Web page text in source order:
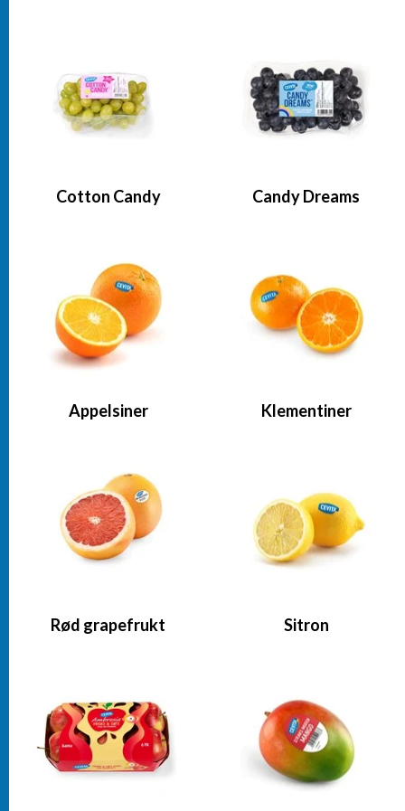
Cotton Candy Candy Dreams
Appelsiner Klementiner
Rød grapefrukt Sitron